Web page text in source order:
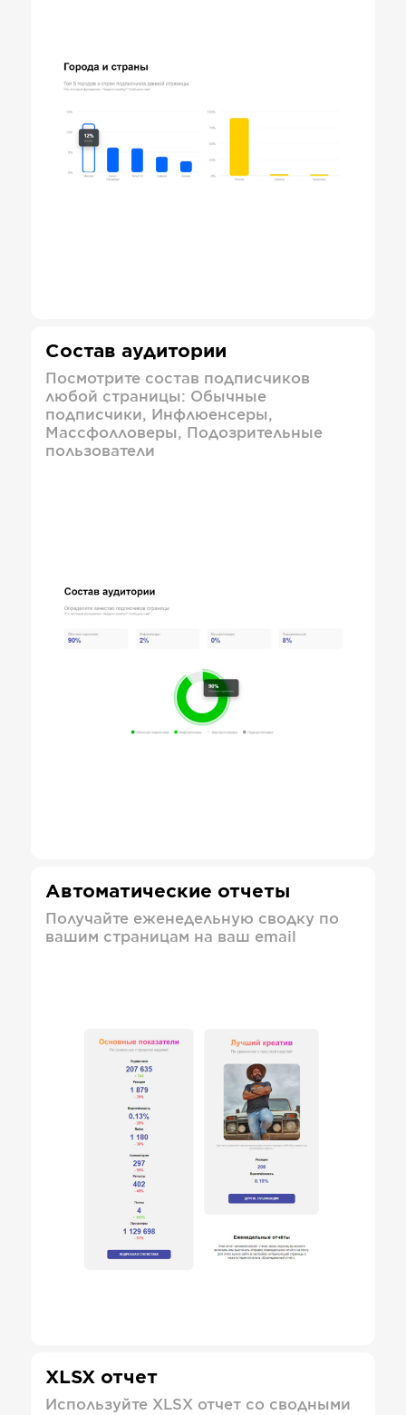
Состав аудитории
Посмотрите состав подписчиков
любой страницы: Обычные
подписчики, Инфлюенсеры,
Массфолловеры, Подозрительные
пользователи
Автоматические отчеты
Получайте еженедельную сводку по
вашим страницам на ваш email
XLSX отчет
Используйте XLSX отчет со сводными